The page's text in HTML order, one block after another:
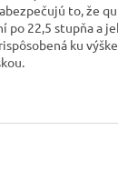
to, že
po 22,5 stupňa
ku